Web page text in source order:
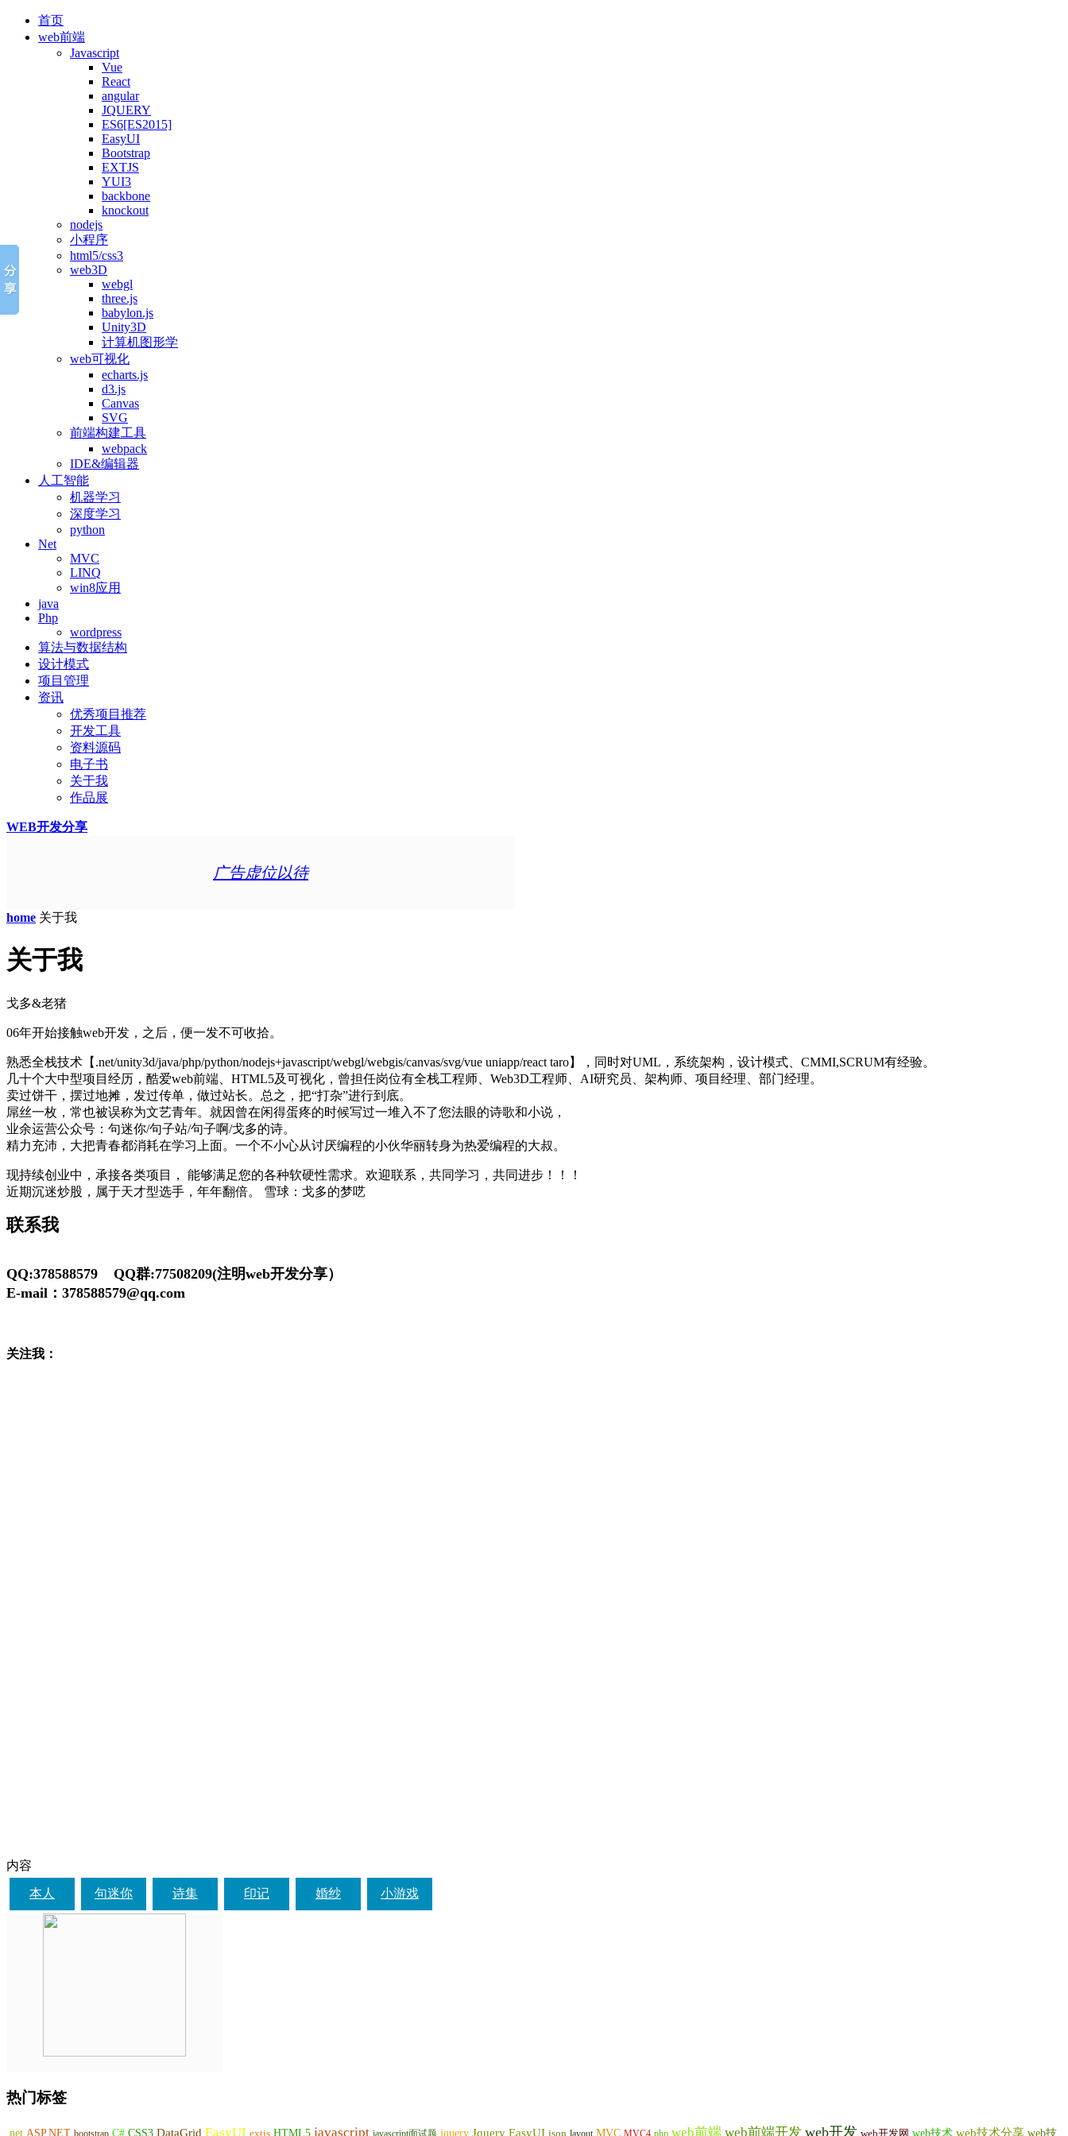
首页
web前端
Javascript
Vue
React
angular
JQUERY
ES6[ES2015]
EasyUI
Bootstrap
EXTJS
YUI3
backbone
knockout
nodejs
小程序
html5/css3
web3D
webgl
three.js
babylon.js
Unity3D
计算机图形学
web可视化
echarts.js
d3.js
Canvas
SVG
前端构建工具
webpack
IDE&编辑器
人工智能
机器学习
深度学习
python
Net
MVC
LINQ
win8应用
java
Php
wordpress
算法与数据结构
设计模式
项目管理
资讯
优秀项目推荐
开发工具
资料源码
电子书
关于我
作品展
WEB开发分享
广告虚位以待
home 关于我
关于我
戈多&老猪
06年开始接触web开发，之后，便一发不可收拾。
熟悉全栈技术【.net/unity3d/java/php/python/nodejs+javascript/webgl/webgis/canvas/svg/vue uniapp/react taro】，同时对UML，系统架构，设计模式、CMMI,SCRUM有经验。
几十个大中型项目经历，酷爱web前端、HTML5及可视化，曾担任岗位有全栈工程师、Web3D工程师、AI研究员、架构师、项目经理、部门经理。
卖过饼干，摆过地摊，发过传单，做过站长。总之，把“打杂”进行到底。
屌丝一枚，常也被误称为文艺青年。就因曾在闲得蛋疼的时候写过一堆入不了您法眼的诗歌和小说，
业余运营公众号：句迷你/句子站/句子啊/戈多的诗。
精力充沛，大把青春都消耗在学习上面。一个不小心从讨厌编程的小伙华丽转身为热爱编程的大叔。
现持续创业中，承接各类项目， 能够满足您的各种软硬性需求。欢迎联系，共同学习，共同进步！！！
近期沉迷炒股，属于天才型选手，年年翻倍。 雪球：戈多的梦呓
联系我
QQ:378588579 QQ群:77508209(注明web开发分享）
E-mail：378588579@qq.com
关注我：
内容
本人 句迷你 诗集 印记 婚纱 小游戏
热门标签
.net ASP.NET C# CSS3 DataGrid EasyUI HTML5 javascript jquery Jquery EasyUI MVC web前端 web前端开发 web开发 web技术 web技术分享 web技